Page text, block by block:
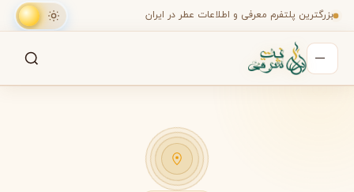
بزرگترین پلتفرم معرفی و اطلاعات عطر در ایران